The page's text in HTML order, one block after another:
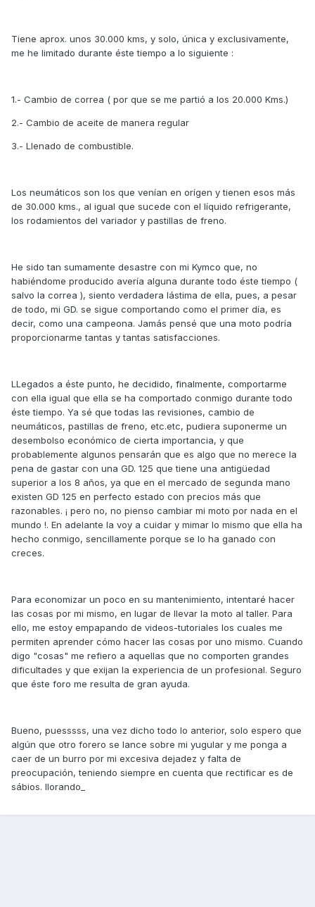
Tiene aprox. unos 30.000 kms, y solo, única y exclusivamente,
me he limitado durante éste tiempo a lo siguiente :
1.- Cambio de correa ( por que se me partió a los 20.000 Kms.)
2.- Cambio de aceite de manera regular
3.- Llenado de combustible.
Los neumáticos son los que venían en orígen y tienen esos más
de 30.000 kms., al igual que sucede con el líquido refrigerante,
los rodamientos del variador y pastillas de freno.
He sido tan sumamente desastre con mi Kymco que, no
habiéndome producido avería alguna durante todo éste tiempo (
salvo la correa ), siento verdadera lástima de ella, pues, a pesar
de todo, mi GD. se sigue comportando como el primer día, es
decir, como una campeona. Jamás pensé que una moto podría
proporcionarme tantas y tantas satisfacciones.
LLegados a éste punto, he decidido, finalmente, comportarme
con ella igual que ella se ha comportado conmigo durante todo
éste tiempo. Ya sé que todas las revisiones, cambio de
neumáticos, pastillas de freno, etc.etc, pudiera suponerme un
desembolso económico de cierta importancia, y que
probablemente algunos pensarán que es algo que no merece la
pena de gastar con una GD. 125 que tiene una antigüedad
superior a los 8 años, ya que en el mercado de segunda mano
existen GD 125 en perfecto estado con precios más que
razonables. ¡ pero no, no pienso cambiar mi moto por nada en el
mundo !. En adelante la voy a cuidar y mimar lo mismo que ella ha
hecho conmigo, sencillamente porque se lo ha ganado con
creces.
Para economizar un poco en su mantenimiento, intentaré hacer
las cosas por mi mismo, en lugar de llevar la moto al taller. Para
ello, me estoy empapando de videos-tutoriales los cuales me
permiten aprender cómo hacer las cosas por uno mismo. Cuando
digo "cosas" me refiero a aquellas que no comporten grandes
dificultades y que exijan la experiencia de un profesional. Seguro
que éste foro me resulta de gran ayuda.
Bueno, puesssss, una vez dicho todo lo anterior, solo espero que
algún que otro forero se lance sobre mi yugular y me ponga a
caer de un burro por mi excesiva dejadez y falta de
preocupación, teniendo siempre en cuenta que rectificar es de
sábios. llorando_